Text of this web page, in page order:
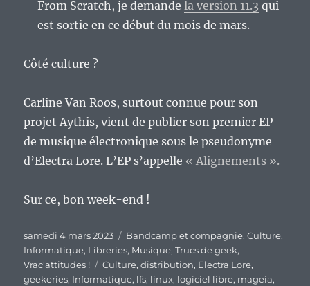
From Scratch, je demandela version 11.3 qui
est sortie en ce début du mois de mars.
Côté culture ?
Carline Van Roos, surtout connue pour son
projet Aythis, vient de publier son premier EP
de musique électronique sous le pseudonyme
d’Electra Lore. L’EP s’appelle « Alignements ».
Sur ce, bon week-end !
Publié
le
samedi 4 mars 2023 Catégories
Bandcamp et compagnie,Culture,
Informatique, Libreries, Musique,Trucs de geek,
Vrac'attitudes !
Étiquettes
Culture,distribution, Electra Lore,
geekeries, Informatique, lfs, linux, logiciel libre, mageia,